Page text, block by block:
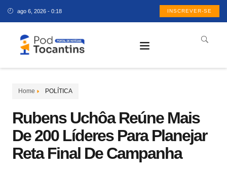
ago 6, 2026 - 0:18 INSCREVER-SE
Home POLÍTICA
Rubens Uchôa Reúne Mais
De 200 Líderes Para Planejar
Reta Final De Campanha